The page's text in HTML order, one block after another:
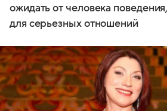
ожидать от человека
для серьезных отношений